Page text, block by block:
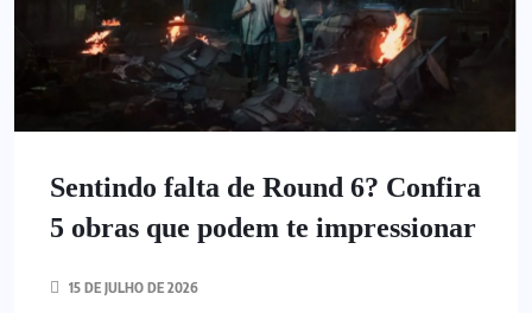
Sentindo falta de Round 6? Confira
5 obras que podem te impressionar
15 DE JULHO DE 2026